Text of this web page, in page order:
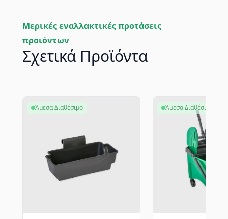
Μερικές εναλλακτικές προτάσεις
προιόντων
Σχετικά Προϊόντα
Άμεσα Διαθέσιμο Άμεσα Διαθέσιμο